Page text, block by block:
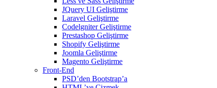
JQuery UI Geliştirme
Laravel Geliştirme
Codelgniter Geliştirme
Prestashop Geliştirme
Shopify Geliştirme
Joomla Geliştirme
Magento Geliştirme
Front-End
PSD’den Bootstrap’a